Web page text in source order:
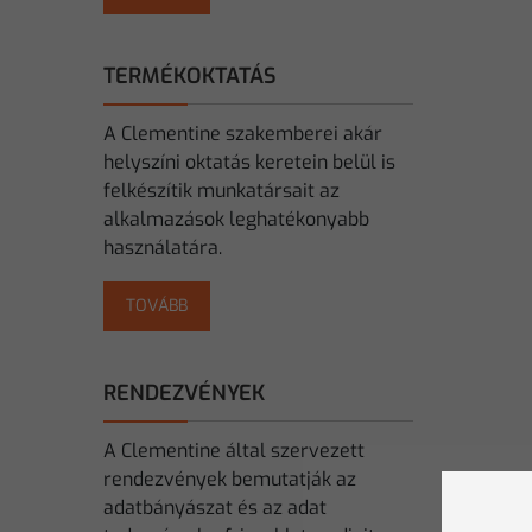
TERMÉKOKTATÁS
A Clementine szakemberei akár
helyszíni oktatás keretein belül is
felkészítik munkatársait az
alkalmazások leghatékonyabb
használatára.
TOVÁBB
RENDEZVÉNYEK
A Clementine által szervezett
rendezvények bemutatják az
adatbányászat és az adat